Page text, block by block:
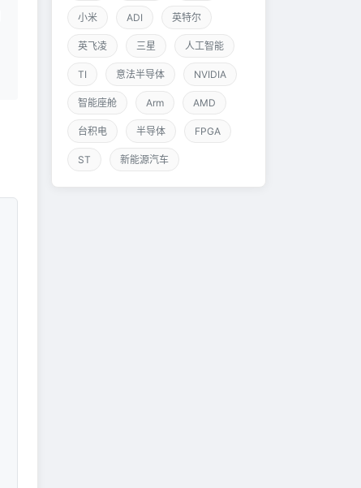
小米 ADI 英特尔
英飞凌 三星 人工智能
TI 意法半导体 NVIDIA
智能座舱 Arm AMD
台积电 半导体 FPGA
ST 新能源汽车